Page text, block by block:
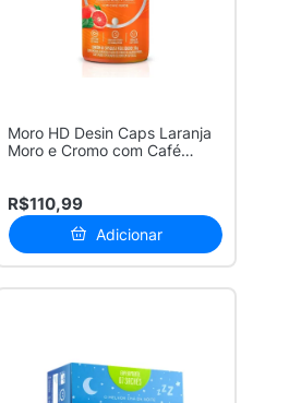
Moro HD Desin Caps Laranja
Moro e Cromo com Café
R$110,99
Adicionar